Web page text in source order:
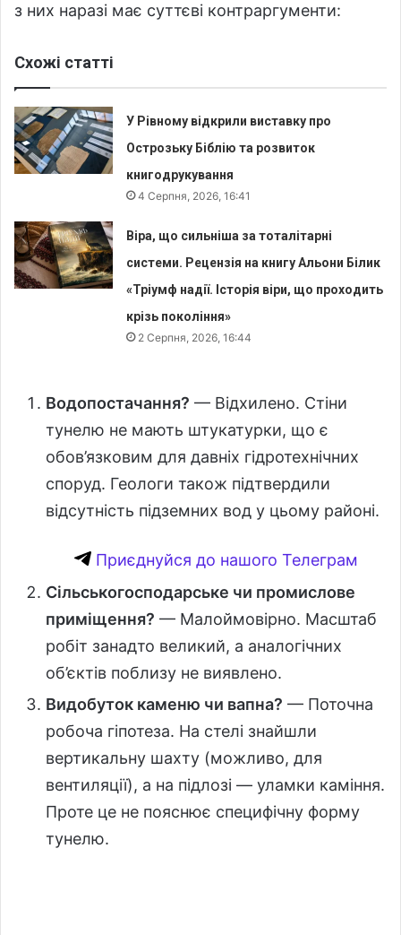
з них наразі має суттєві контраргументи:
Схожі статті
У Рівному відкрили виставку про
Острозьку Біблію та розвиток
книгодрукування
4 Серпня, 2026, 16:41
Віра, що сильніша за тоталітарні
системи. Рецензія на книгу Альони Білик
«Тріумф надії. Історія віри, що проходить
крізь покоління»
2 Серпня, 2026, 16:44
Водопостачання? — Відхилено. Стіни
тунелю не мають штукатурки, що є
обов’язковим для давніх гідротехнічних
споруд. Геологи також підтвердили
відсутність підземних вод у цьому районі.
Приєднуйся до нашого Телеграм
Сільськогосподарське чи промислове
приміщення? — Малоймовірно. Масштаб
робіт занадто великий, а аналогічних
об’єктів поблизу не виявлено.
Видобуток каменю чи вапна? — Поточна
робоча гіпотеза. На стелі знайшли
вертикальну шахту (можливо, для
вентиляції), а на підлозі — уламки каміння.
Проте це не пояснює специфічну форму
тунелю.